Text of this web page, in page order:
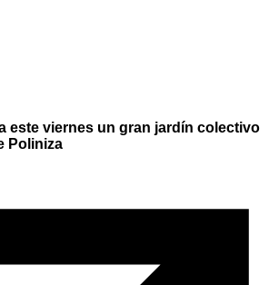
este viernes un gran jardín colectivo
Poliniza